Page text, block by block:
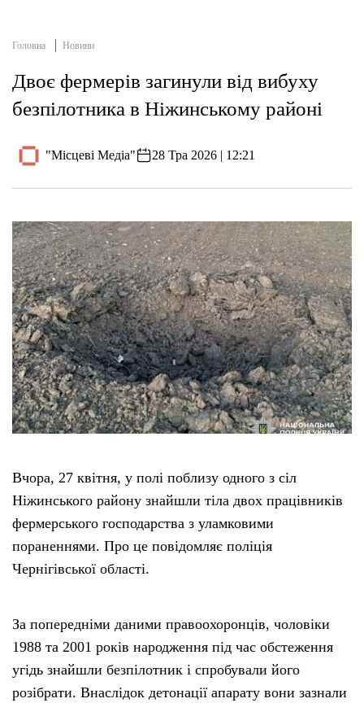
Головна Новини
Двоє фермерів загинули від вибуху
безпілотника в Ніжинському районі
"Місцеві Медіа" 28 Тра 2026 | 12:21
Вчора, 27 квітня, у полі поблизу одного з сіл
Ніжинського району знайшли тіла двох працівників
фермерського господарства з уламковими
пораненнями. Про це повідомляє поліція
Чернігівської області.
За попередніми даними правоохоронців, чоловіки
1988 та 2001 років народження під час обстеження
угідь знайшли безпілотник і спробували його
розібрати. Внаслідок детонації апарату вони зазнали